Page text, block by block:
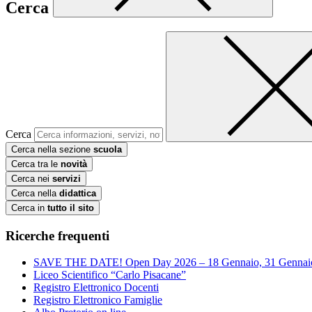
Cerca
Cerca
Cerca nella sezione scuola
Cerca tra le novità
Cerca nei servizi
Cerca nella didattica
Cerca in tutto il sito
Ricerche frequenti
SAVE THE DATE! Open Day 2026 – 18 Gennaio, 31
Liceo Scientifico “Carlo Pisacane”
Registro Elettronico Docenti
Registro Elettronico Famiglie